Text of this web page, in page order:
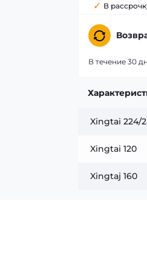
В
В течение 30
Xingtai 224/
Xingtai 120
Xingtaj 160